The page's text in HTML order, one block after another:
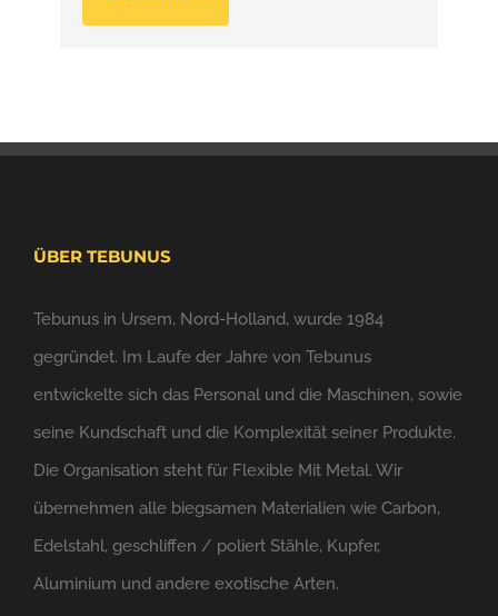
ÜBER TEBUNUS
Tebunus in Ursem, Nord-Holland, wurde 1984
gegründet. Im Laufe der Jahre von Tebunus
entwickelte sich das Personal und die Maschinen, sowie
seine Kundschaft und die Komplexität seiner Produkte.
Die Organisation steht für Flexible Mit Metal. Wir
übernehmen alle biegsamen Materialien wie Carbon,
Edelstahl, geschliffen / poliert Stähle, Kupfer,
Aluminium und andere exotische Arten.